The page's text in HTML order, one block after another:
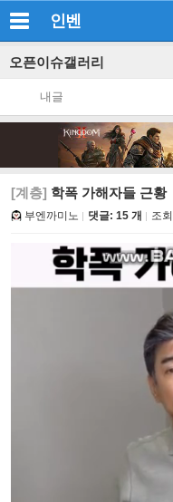
인벤
오픈이슈갤러리
내글
[계층] 학폭 가해자들 근황
부엔까미노 댓글: 15 개 조